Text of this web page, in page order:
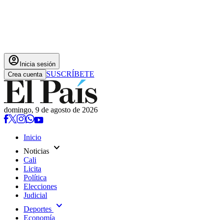
account_circle Inicia sesión
Crea cuenta SUSCRÍBETE
domingo, 9 de agosto de 2026
Inicio
Noticias expand_more
Cali
Licita
Política
Elecciones
Judicial
Deportes expand_more
Economía